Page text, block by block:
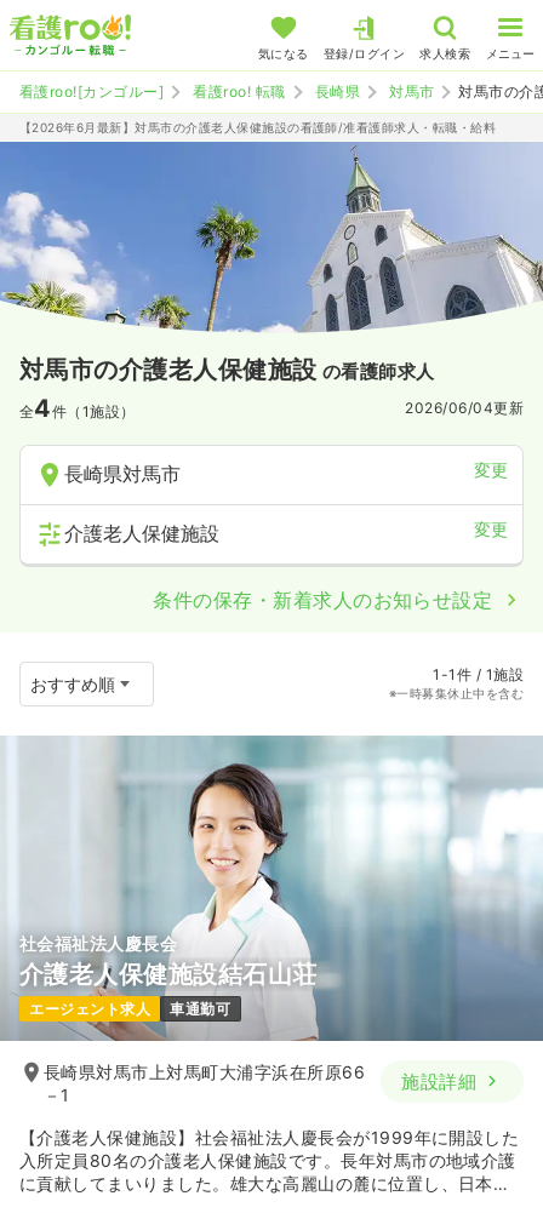
気になる 登録/ログイン 求人検索 メニュー
看護roo![カンゴルー] 看護roo! 転職 長崎県 対馬市 対馬市の介
【2026年6月最新】対馬市の介護老人保健施設の看護師/准看護師求人・転職・給料
対馬市の介護老人保健施設 の看護師求人
全4件（1施設） 2026/06/04更新
長崎県対馬市 変更
介護老人保健施設 変更
条件の保存・新着求人のお知らせ設定
1-1件 / 1施設
※一時募集休止中を含む
社会福祉法人慶長会
介護老人保健施設結石山荘
エージェント求人 車通勤可
長崎県対馬市上対馬町大浦字浜在所原66
－1
施設詳細
【介護老人保健施設】社会福祉法人慶長会が1999年に開設した
入所定員80名の介護老人保健施設です。長年対馬市の地域介護
に貢献してまいりました。雄大な高麗山の麓に位置し、日本海